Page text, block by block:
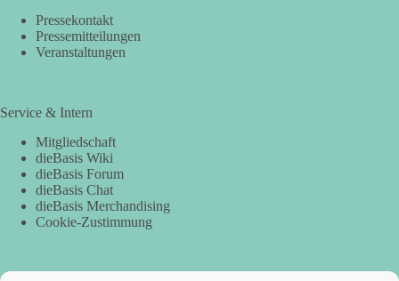
Pressekontakt
Pressemitteilungen
Veranstaltungen
Service & Intern
Mitgliedschaft
dieBasis Wiki
dieBasis Forum
dieBasis Chat
dieBasis Merchandising
Cookie-Zustimmung